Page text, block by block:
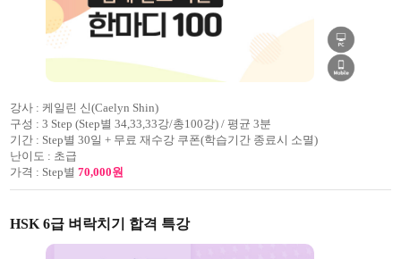
강사 : 케일린 신(Caelyn Shin)
구성 : 3 Step (Step별 34,33,33강/총100강) / 평균 3분
기간 : Step별 30일 + 무료 재수강 쿠폰(학습기간 종료시 소멸)
난이도 : 초급
가격 : Step별 70,000원
HSK 6급 벼락치기 합격 특강